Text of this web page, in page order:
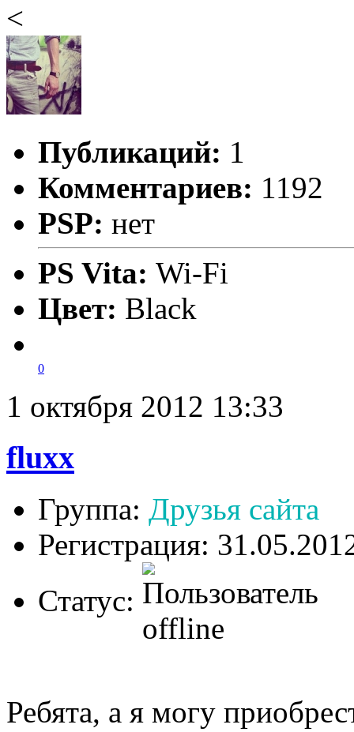
<
Публикаций: 1
Комментариев: 1192
PSP: нет
PS Vita: Wi-Fi
Цвет: Black
0
1 октября 2012 13:33
fluxx
Группа: Друзья сайта
Регистрация:
Статус:
Ребята, а я могу